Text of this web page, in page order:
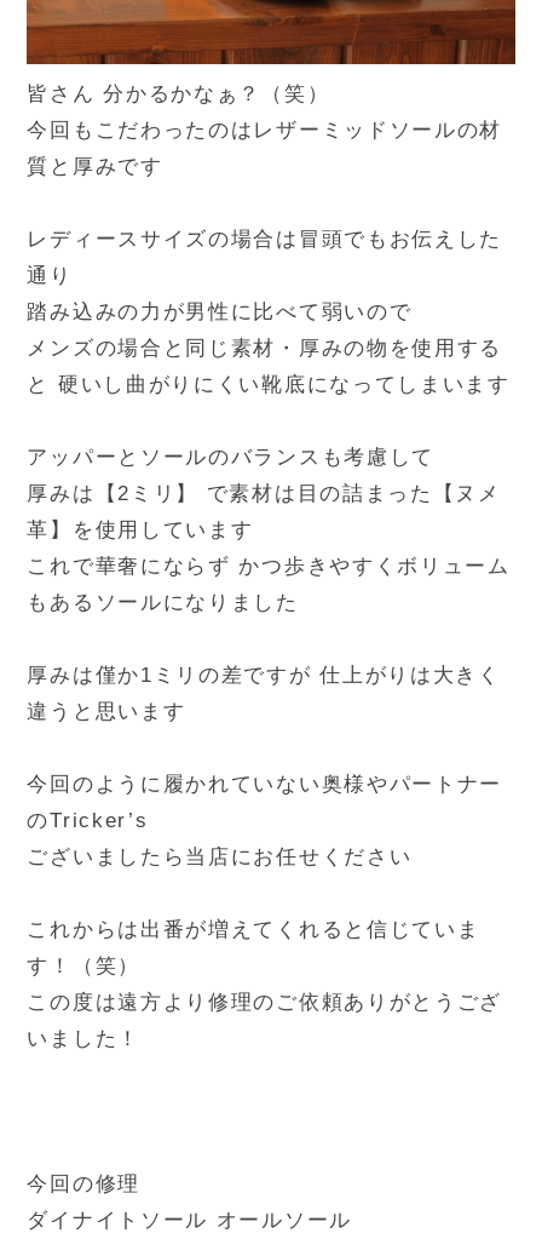
皆さん 分かるかなぁ？（笑）
今回もこだわったのはレザーミッドソールの材
質と厚みです
レディースサイズの場合は冒頭でもお伝えした
通り
踏み込みの力が男性に比べて弱いので
メンズの場合と同じ素材・厚みの物を使用する
と 硬いし曲がりにくい靴底になってしまいます
アッパーとソールのバランスも考慮して
厚みは【2ミリ】 で素材は目の詰まった【ヌメ
革】を使用しています
これで華奢にならず かつ歩きやすくボリューム
もあるソールになりました
厚みは僅か1ミリの差ですが 仕上がりは大きく
違うと思います
今回のように履かれていない奥様やパートナー
のTricker’s
ございましたら当店にお任せください
これからは出番が増えてくれると信じていま
す！（笑）
この度は遠方より修理のご依頼ありがとうござ
いました！
今回の修理
ダイナイトソール オールソール